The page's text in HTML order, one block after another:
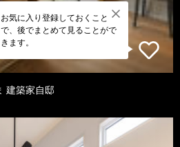
お気に入り登録しておくこと
で、後でまとめて見ることがで
きます。
建築家自邸